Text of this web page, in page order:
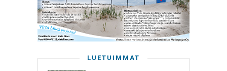
LUETUIMMAT